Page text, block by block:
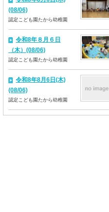
(08/06)
認定こども園たから幼稚園
令和8年８月６日
（木）(08/06)
認定こども園たから幼稚園
令和8年8月6日(木)
(08/06)
認定こども園たから幼稚園